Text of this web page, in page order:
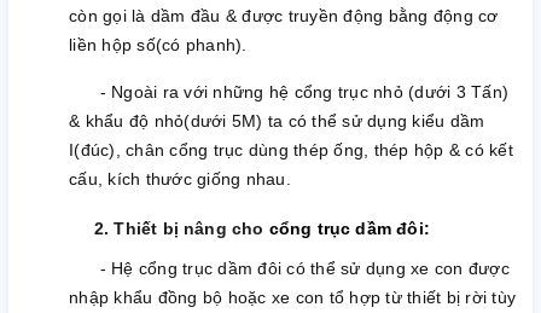
còn gọi là dầm đầu & được truyền động bằng động cơ
liền hộp số(có phanh).
- Ngoài ra với những hệ cổng trục nhỏ (dưới 3 Tấn)
& khẩu độ nhỏ(dưới 5M) ta có thể sử dụng kiểu dầm
I(đúc), chân cổng trục dùng thép ống, thép hộp & có kết
cấu, kích thước giống nhau.
2. Thiết bị nâng cho cổng trục dầm đôi:
- Hệ cổng trục dầm đôi có thể sử dụng xe con được
nhập khẩu đồng bộ hoặc xe con tổ hợp từ thiết bị rời tùy